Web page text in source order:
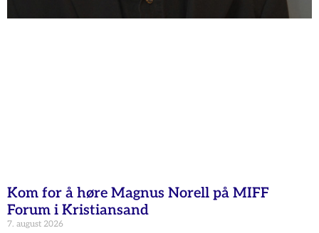
Kom for å høre Magnus Norell på MIFF
Forum i Kristiansand
7. august 2026